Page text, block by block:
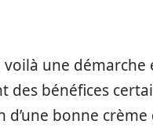
une démarche
des bénéfices
d’une bonne